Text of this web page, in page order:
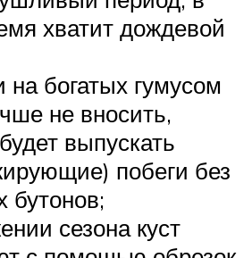
хватит дождевой
на богатых гумусом
не вносить,
выпускать
побеги без
бутонов;
сезона куст